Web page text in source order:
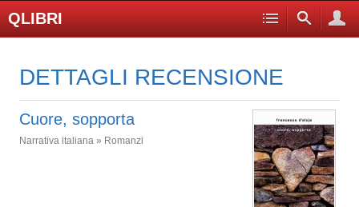
QLIBRI
DETTAGLI RECENSIONE
Cuore, sopporta
Narrativa italiana » Romanzi